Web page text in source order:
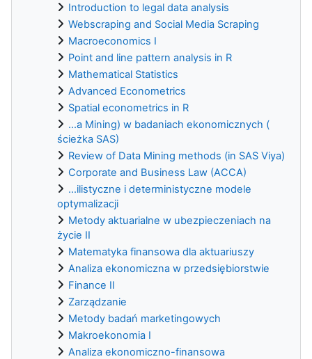
Introduction to legal data analysis
Webscraping and Social Media Scraping
Macroeconomics I
Point and line pattern analysis in R
Mathematical Statistics
Advanced Econometrics
Spatial econometrics in R
...a Mining) w badaniach ekonomicznych (
ścieżka SAS)
Review of Data Mining methods (in SAS Viya)
Corporate and Business Law (ACCA)
...ilistyczne i deterministyczne modele
optymalizacji
Metody aktuarialne w ubezpieczeniach na
życie II
Matematyka finansowa dla aktuariuszy
Analiza ekonomiczna w przedsiębiorstwie
Finance II
Zarządzanie
Metody badań marketingowych
Makroekonomia I
Analiza ekonomiczno-finansowa